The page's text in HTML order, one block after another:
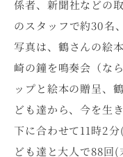
係者、新聞社などの
のスタッフで約30名
写真は、鶴さんの絵
崎の鐘を鳴奏会（な
ップと絵本の贈呈、
ども達から、今を生
下に合わせて11時2
ども達と大人で88回(